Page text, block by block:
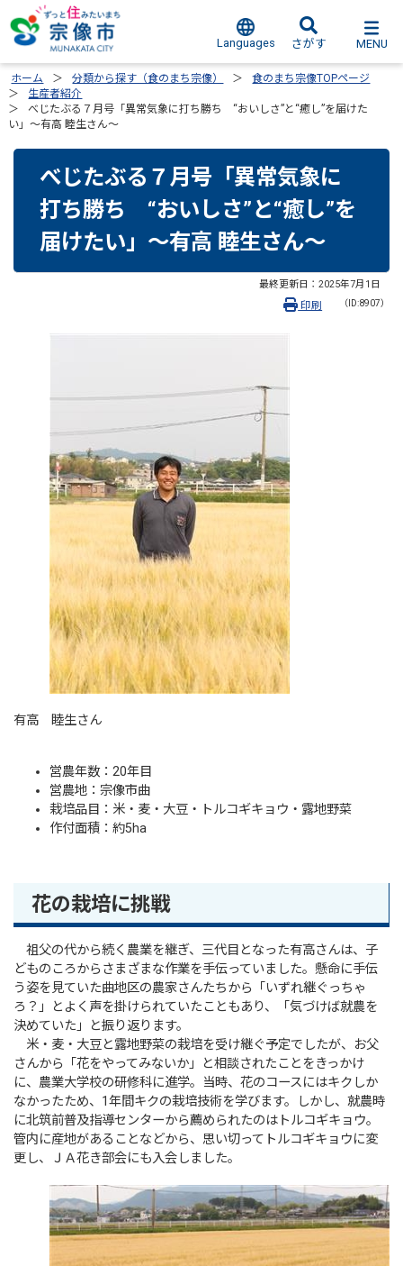
Languages さがす MENU
ホーム 分類から探す（食のまち宗像）
食のまち宗像TOPページ
生産者紹介
べじたぶる７月号「異常気象に打ち勝ち “おいしさ”と“癒し”を届けた
い」～有高 睦生さん～
べじたぶる７月号「異常気象に
打ち勝ち “おいしさ”と“癒し”を
届けたい」～有高 睦生さん～
最終更新日： 2025年7月1日
（ID:8907）
印刷
有高 睦生さん
営農年数：20年目
営農地：宗像市曲
栽培品目：米・麦・大豆・トルコギキョウ・露地野菜
作付面積：約5ha
花の栽培に挑戦
祖父の代から続く農業を継ぎ、三代目となった有高さんは、子
どものころからさまざまな作業を手伝っていました。懸命に手伝
う姿を見ていた曲地区の農家さんたちから「いずれ継ぐっちゃ
ろ？」とよく声を掛けられていたこともあり、「気づけば就農を
決めていた」と振り返ります。
米・麦・大豆と露地野菜の栽培を受け継ぐ予定でしたが、お父
さんから「花をやってみないか」と相談されたことをきっかけ
に、農業大学校の研修科に進学。当時、花のコースにはキクしか
なかったため、1年間キクの栽培技術を学びます。しかし、就農時
に北筑前普及指導センターから薦められたのはトルコギキョウ。
管内に産地があることなどから、思い切ってトルコギキョウに変
更し、ＪＡ花き部会にも入会しました。